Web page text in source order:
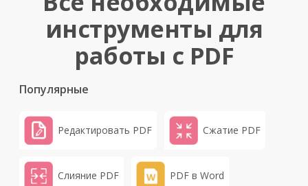
инструменты для
работы с PDF
Популярные
Редактировать PDF Сжатие PDF
Слияние PDF PDF в Word